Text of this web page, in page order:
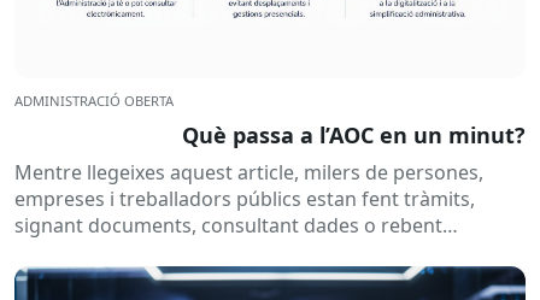
ADMINISTRACIÓ OBERTA
Què passa a l’AOC en un minut?
Mentre llegeixes aquest article, milers de persones,
empreses i treballadors públics estan fent tràmits,
signant documents, consultant dades o rebent
habitualment...